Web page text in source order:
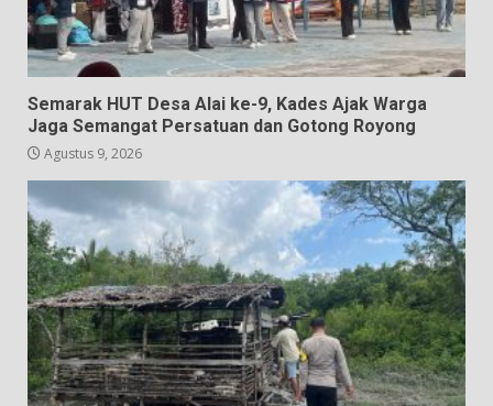
Semarak HUT Desa Alai ke-9, Kades Ajak Warga
Jaga Semangat Persatuan dan Gotong Royong
Agustus 9, 2026